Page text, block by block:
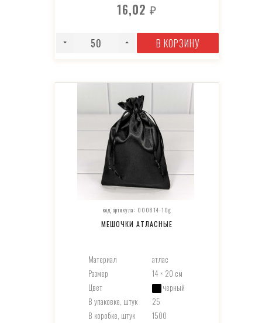
16,02₽
В КОРЗИНУ
код артикула: 000814-10g
МЕШОЧКИ АТЛАСНЫЕ
Материал
атлас
Размер
14 × 20 см
Цвет
черный
В упаковке, штук
25
В коробке, штук
1500